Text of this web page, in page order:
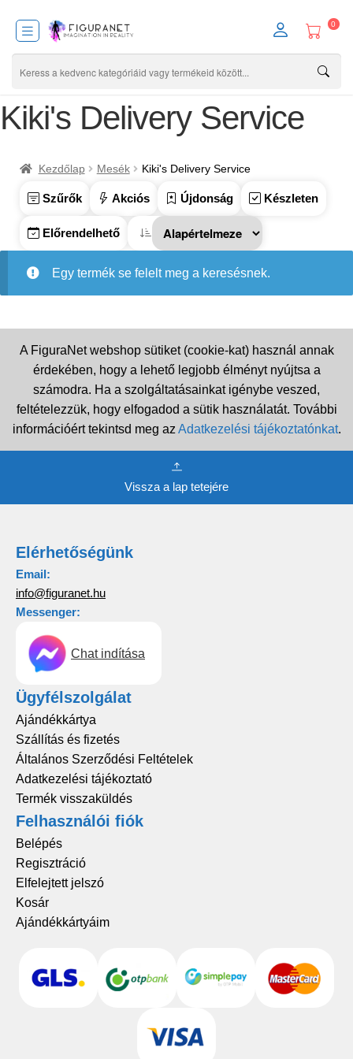
0
Kiki's Delivery Service
Kezdőlap Mesék Kiki's Delivery Service
Szűrők Akciós Újdonság Készleten
Előrendelhető
Egy termék se felelt meg a keresésnek.
A FiguraNet webshop sütiket (cookie-kat) használ annak
érdekében, hogy a lehető legjobb élményt nyújtsa a
számodra. Ha a szolgáltatásainkat igénybe veszed,
feltételezzük, hogy elfogadod a sütik használatát. További
információért tekintsd meg az Adatkezelési tájékoztatónkat.
Vissza a lap tetejére
Elérhetőségünk
Email:
info@figuranet.hu
Messenger:
Chat indítása
Ügyfélszolgálat
Ajándékkártya
Szállítás és fizetés
Általános Szerződési Feltételek
Adatkezelési tájékoztató
Termék visszaküldés
Felhasználói fiók
Belépés
Regisztráció
Elfelejtett jelszó
Kosár
Ajándékkártyáim